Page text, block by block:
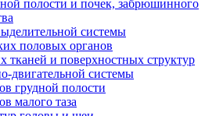
полости и почек, забрюшинного
системы
половых органов
тканей и поверхностных структур
двигательной системы
грудной полости
малого таза